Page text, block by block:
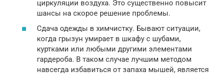
циркуляции воздуха. Это существенно повысит
шансы на скорое решение проблемы.
Сдача одежды в химчистку. Бывают ситуации,
когда грызун умирает в шкафу с шубами,
куртками или любыми другими элементами
гардероба. В таком случае лучшим методом
навсегда избавиться от запаха мышей, является